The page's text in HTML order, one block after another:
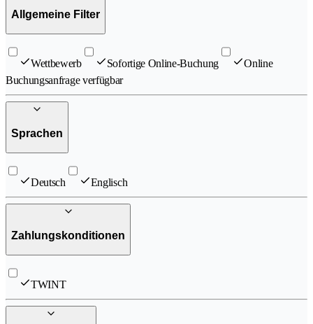
Allgemeine Filter
Wettbewerb Sofortige Online-Buchung
Online
Buchungsanfrage verfügbar
Sprachen
Deutsch Englisch
Zahlungskonditionen
TWINT